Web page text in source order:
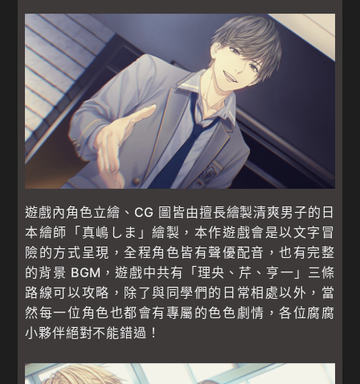
遊戲內角色立繪、CG 圖皆由擅長繪製清爽男子的日
本繪師「真嶋しま」繪製，本作遊戲會是以文字冒
險的方式呈現，全程角色皆有聲優配音，也有完整
的背景 BGM，遊戲中共有「理央、芹、亨一」三條
路線可以攻略，除了與同學們的日常相處以外，當
然每一位角色也都會有專屬的色色劇情，各位腐腐
小夥伴絕對不能錯過！